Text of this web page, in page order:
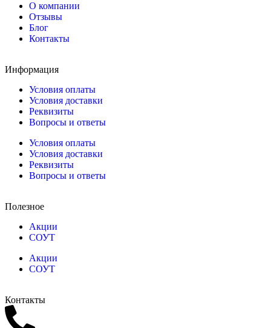
О компании
Отзывы
Блог
Контакты
Информация
Условия оплаты
Условия доставки
Реквизиты
Вопросы и ответы
Условия оплаты
Условия доставки
Реквизиты
Вопросы и ответы
Полезное
Акции
СОУТ
Акции
СОУТ
Контакты